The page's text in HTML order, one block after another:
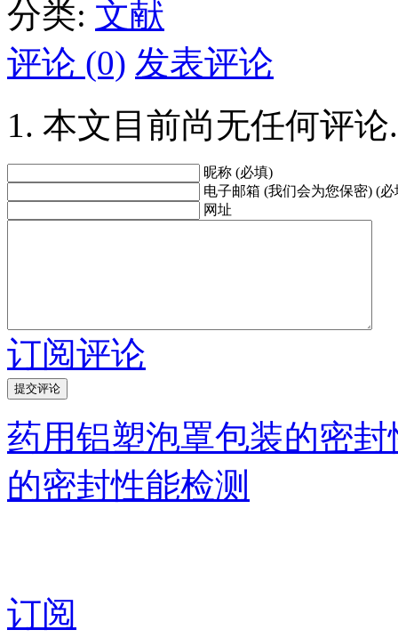
分类: 文献
评论 (0) 发表评论
本文目前尚无任何评论.
昵称 (必填)
电子邮箱 (我们会为您保密) (必
网址
订阅评论
药用铝塑泡罩包装的密
的密封性能检测
订阅